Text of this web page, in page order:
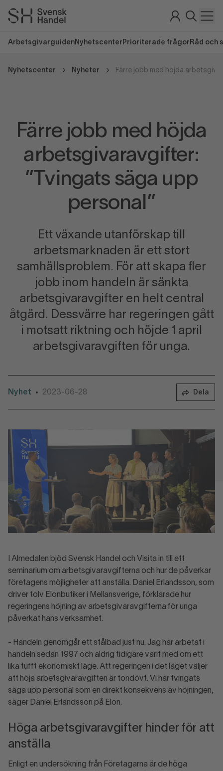
Arbetsgivarguiden Nyhetscenter Prioriterade frågor Råd och
Nyhetscenter Nyheter
Färre jobb med höjda
arbetsgivaravgifter:
”Tvingats säga upp
personal”
Ett växande utanförskap till
arbetsmarknaden är ett stort
samhällsproblem. För att skapa fler
jobb inom handeln är sänkta
arbetsgivaravgifter en helt central
åtgärd. Dessvärre har regeringen gått
i motsatt riktning och höjde 1 april
arbetsgivaravgiften för unga.
Nyhet • 2023-06-28 Dela
I Almedalen bjöd Svensk Handel och Visita in till ett
seminarium om arbetsgivaravgifterna och hur de påverkar
företagens möjligheter att anställa. Daniel Erlandsson, som
driver tolv Elonbutiker i Mellansverige, förklarade hur
regeringens höjning av arbetsgivaravgifterna för unga
påverkat hans verksamhet.
- Handeln genomgår ett stålbad just nu. Jag har arbetat i
handeln sedan 1997 och aldrig tidigare varit med om ett
lika tufft ekonomiskt läge. Att regeringen i det läget väljer
att höja arbetsgivaravgiften är tondövt. Vi har tvingats
säga upp personal som en direkt konsekvens av höjningen,
säger Daniel Erlandsson på Elon.
Höga arbetsgivaravgifter hinder för att
anställa
Enligt en undersökning från Företagarna är de höga